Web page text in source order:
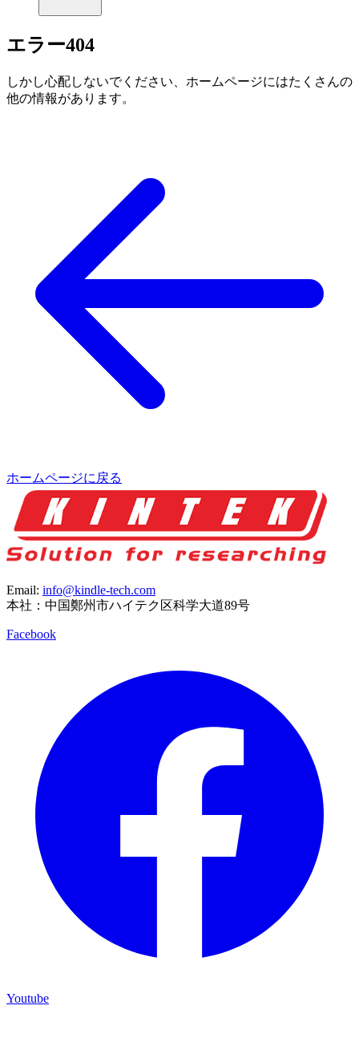
エラー404
しかし心配しないでください、ホームページにはたくさんの
他の情報があります。
ホームページに戻る
Email: info@kindle-tech.com
本社：中国鄭州市ハイテク区科学大道89号
Facebook
Youtube